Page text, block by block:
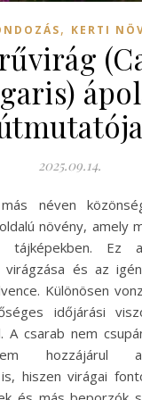
, KERTI
2025.09.14.
növény, amely
tájképekben. Ez
és az
Különösen
időjárási
A csarab nem
hozzájárul
hiszen virágai